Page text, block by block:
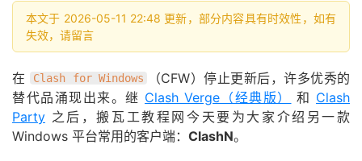
本文于 2026-05-11 22:48 更新，部分内容具有时效性，如有
失效，请留言
在 Clash for Windows
（CFW）停止更新后，许多优秀的
替代品涌现出来。继 Clash Verge（经典版） 和 Clash
Party 之后，搬瓦工教程网今天要为大家介绍另一款
Windows 平台常用的客户端： ClashN。